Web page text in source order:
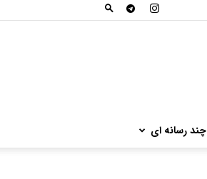
چند رسانه ای